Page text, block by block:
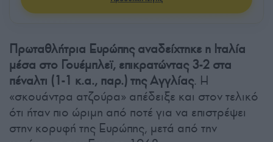
Πρωταθλήτρια Ευρώπης αναδείχτηκε η Ιταλία
μέσα στο Γουέμπλεϊ, επικρατώντας 3-2 στα
πέναλτι (1-1 κ.α., παρ.) της Αγγλίας. Η
«σκουάντρα ατζούρα» απέδειξε και στον τελικό
ότι ήταν πιο ώριμη από ποτέ για να επιστρέψει
στην κορυφή της Ευρώπης, μετά από την